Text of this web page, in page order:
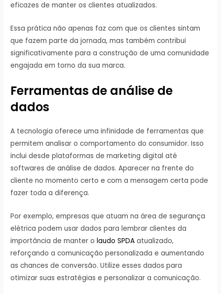
eficazes de manter os clientes atualizados.
Essa prática não apenas faz com que os clientes sintam
que fazem parte da jornada, mas também contribui
significativamente para a construção de uma comunidade
engajada em torno da sua marca.
Ferramentas de análise de
dados
A tecnologia oferece uma infinidade de ferramentas que
permitem analisar o comportamento do consumidor. Isso
inclui desde plataformas de marketing digital até
softwares de análise de dados. Aparecer na frente do
cliente no momento certo e com a mensagem certa pode
fazer toda a diferença.
Por exemplo, empresas que atuam na área de segurança
elétrica podem usar dados para lembrar clientes da
importância de manter o laudo SPDA atualizado,
reforçando a comunicação personalizada e aumentando
as chances de conversão. Utilize esses dados para
otimizar suas estratégias e personalizar a comunicação.